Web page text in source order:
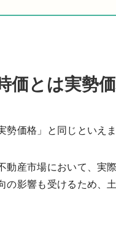
価とは実勢
勢価格」と同じといえま
動産市場において、実
の影響も受けるため、